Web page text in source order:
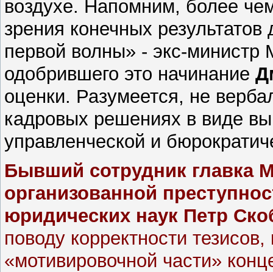
воздухе. Напомним, более
зрения конечных
первой волны» - экс-
одобрившего это начинание
оценки. Разумеется, не
кадровых решениях в виде
управленческой и
Бывший сотрудник главка
организованной
юридических наук Петр
поводу корректности
«мотивировочной части»